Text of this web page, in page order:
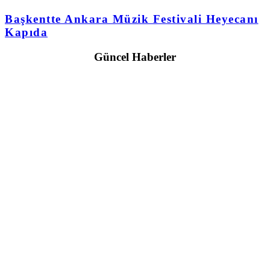
Başkentte Ankara Müzik Festivali Heyecanı
Kapıda
Güncel Haberler